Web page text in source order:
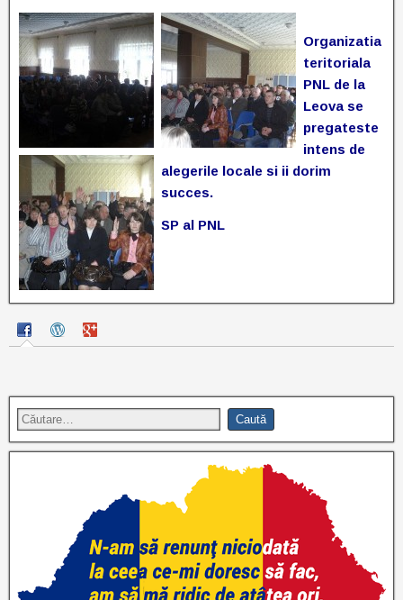
Organizatia
teritoriala
PNL de la
Leova se
pregateste
intens de
alegerile locale si ii dorim
succes.
SP al PNL